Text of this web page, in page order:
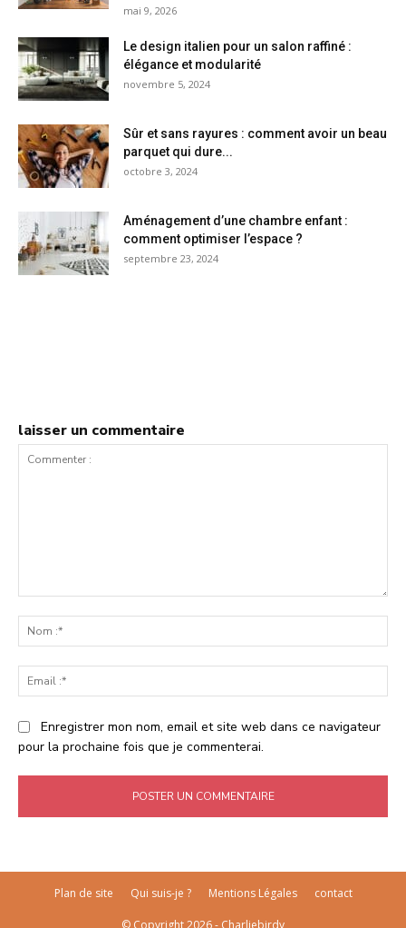
mai 9, 2026
Le design italien pour un salon raffiné :
élégance et modularité
novembre 5, 2024
Sûr et sans rayures : comment avoir un beau
parquet qui dure...
octobre 3, 2024
Aménagement d’une chambre enfant :
comment optimiser l’espace ?
septembre 23, 2024
laisser un commentaire
:*
:*
Enregistrer mon nom, email et site web dans ce navigateur
pour la prochaine fois que je commenterai.
Plan de site Qui suis-je ? Mentions Légales contact